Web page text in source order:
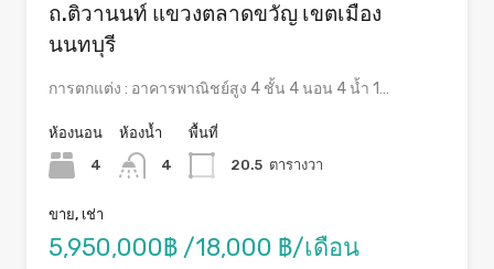
ถ.ติวานนท์ แขวงตลาดขวัญ เขตเมือง
นนทบุรี
การตกแต่ง : อาคารพาณิชย์สูง 4 ชั้น 4 นอน 4 น้ำ 1…
ห้องนอน
4
ห้องน้ำ
4
พื้นที่
20.5 ตารางวา
ขาย, เช่า
5,950,000฿ /18,000 ฿/เดือน